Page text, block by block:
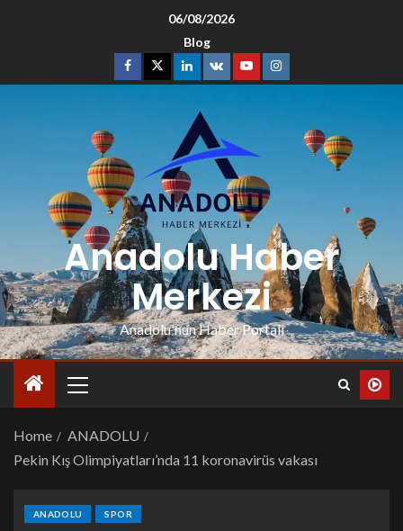
06/08/2026
Blog
Anadolu Haber
Merkezi
Anadolu'nun Haber Portalı
Home
ANADOLU
Pekin Kış Olimpiyatları’nda 11 koronavirüs vakası
ANADOLU SPOR